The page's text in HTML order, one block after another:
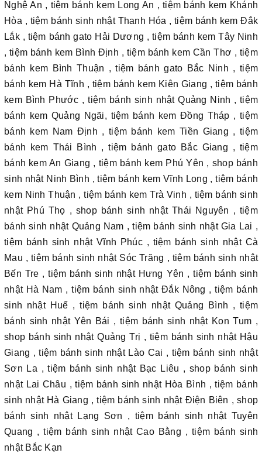
Nghệ An , tiệm bánh kem Long An , tiệm bánh kem Khánh
Hòa , tiệm bánh sinh nhật Thanh Hóa , tiệm bánh kem Đắk
Lắk , tiệm bánh gato Hải Dương , tiệm bánh kem Tây Ninh
, tiệm bánh kem Bình Định , tiệm bánh kem Cần Thơ , tiệm
bánh kem Bình Thuận , tiệm bánh gato Bắc Ninh , tiệm
bánh kem Hà Tĩnh , tiệm bánh kem Kiên Giang , tiệm bánh
kem Bình Phước , tiệm bánh sinh nhật Quảng Ninh , tiệm
bánh kem Quảng Ngãi, tiệm bánh kem Đồng Tháp , tiệm
bánh kem Nam Định , tiệm bánh kem Tiền Giang , tiệm
bánh kem Thái Bình , tiệm bánh gato Bắc Giang , tiệm
bánh kem An Giang , tiệm bánh kem Phú Yên , shop bánh
sinh nhật Ninh Bình , tiệm bánh kem Vĩnh Long , tiệm bánh
kem Ninh Thuận , tiệm bánh kem Trà Vinh , tiệm bánh sinh
nhật Phú Thọ , shop bánh sinh nhật Thái Nguyên , tiệm
bánh sinh nhật Quảng Nam , tiệm bánh sinh nhật Gia Lai ,
tiệm bánh sinh nhật Vĩnh Phúc , tiệm bánh sinh nhật Cà
Mau , tiệm bánh sinh nhật Sóc Trăng , tiệm bánh sinh nhật
Bến Tre , tiệm bánh sinh nhật Hưng Yên , tiệm bánh sinh
nhật Hà Nam , tiệm bánh sinh nhật Đắk Nông , tiệm bánh
sinh nhật Huế , tiệm bánh sinh nhật Quảng Bình , tiệm
bánh sinh nhật Yên Bái , tiệm bánh sinh nhật Kon Tum ,
shop bánh sinh nhật Quảng Trị , tiệm bánh sinh nhật Hậu
Giang , tiệm bánh sinh nhật Lào Cai , tiệm bánh sinh nhật
Sơn La , tiệm bánh sinh nhật Bạc Liêu , shop bánh sinh
nhật Lai Châu , tiệm bánh sinh nhật Hòa Bình , tiệm bánh
sinh nhật Hà Giang , tiệm bánh sinh nhật Điện Biên , shop
bánh sinh nhật Lạng Sơn , tiệm bánh sinh nhật Tuyên
Quang , tiệm bánh sinh nhật Cao Bằng , tiệm bánh sinh
nhật Bắc Kạn